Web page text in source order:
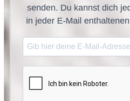
senden. Du kannst dich
in jeder E-Mail